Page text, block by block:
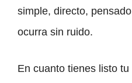
simple, directo,
ocurra sin ruido.
En cuanto tienes listo